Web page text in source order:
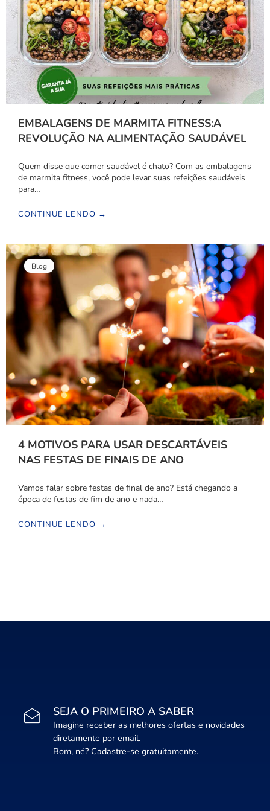
EMBALAGENS DE MARMITA FITNESS:A
REVOLUÇÃO NA ALIMENTAÇÃO SAUDÁVEL
Quem disse que comer saudável é chato? Com as embalagens
de marmita fitness, você pode levar suas refeições saudáveis
para…
CONTINUE LENDO →
Blog
4 MOTIVOS PARA USAR DESCARTÁVEIS
NAS FESTAS DE FINAIS DE ANO
Vamos falar sobre festas de final de ano? Está chegando a
época de festas de fim de ano e nada…
CONTINUE LENDO →
SEJA O PRIMEIRO A SABER
Imagine receber as melhores ofertas e novidades
diretamente por email.
Bom, né? Cadastre-se gratuitamente.